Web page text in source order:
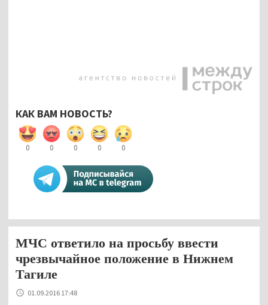
КАК ВАМ НОВОСТЬ?
0 0 0 0 0
МЧС ответило на просьбу ввести
чрезвычайное положение в Нижнем
Тагиле
01.09.2016 17:48